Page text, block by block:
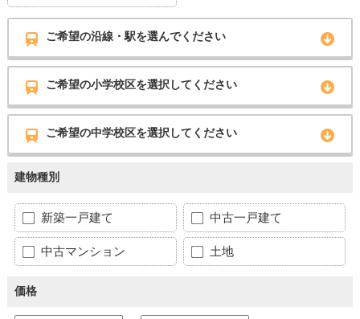
ご希望の沿線・駅を選んでください
ご希望の小学校区を選択してください
ご希望の中学校区を選択してください
建物種別
新築一戸建て 中古一戸建て
中古マンション 土地
価格